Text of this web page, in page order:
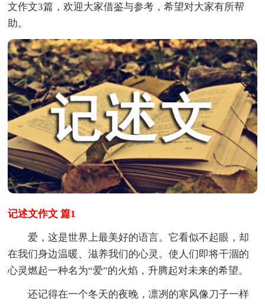
文作文3篇，欢迎大家借鉴与参考，希望对大家有所帮
助。
记述文作文 篇1
爱，这是世界上最美好的语言。它看似不起眼，却
在我们身边温暖、滋养我们的心灵。使人们即将干涸的
心灵燃起一种名为“爱”的火焰，升腾起对未来的希望。
还记得在一个冬天的夜晚，凛冽的寒风像刀子一样